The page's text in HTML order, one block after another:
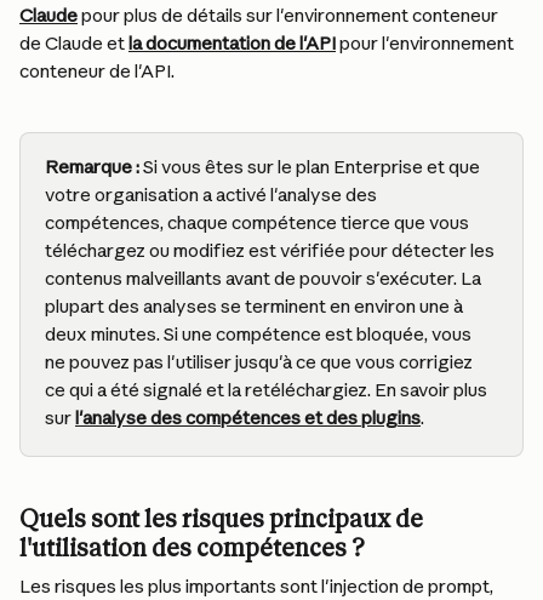
Claude pour plus de détails sur l'environnement conteneur
de Claude et la documentation de l'API pour l'environnement
conteneur de l'API.
Remarque : Si vous êtes sur le plan Enterprise et que
votre organisation a activé l'analyse des
compétences, chaque compétence tierce que vous
téléchargez ou modifiez est vérifiée pour détecter les
contenus malveillants avant de pouvoir s'exécuter. La
plupart des analyses se terminent en environ une à
deux minutes. Si une compétence est bloquée, vous
ne pouvez pas l'utiliser jusqu'à ce que vous corrigiez
ce qui a été signalé et la retéléchargiez. En savoir plus
sur l'analyse des compétences et des plugins.
Quels sont les risques principaux de
l'utilisation des compétences ?
Les risques les plus importants sont l'injection de prompt,